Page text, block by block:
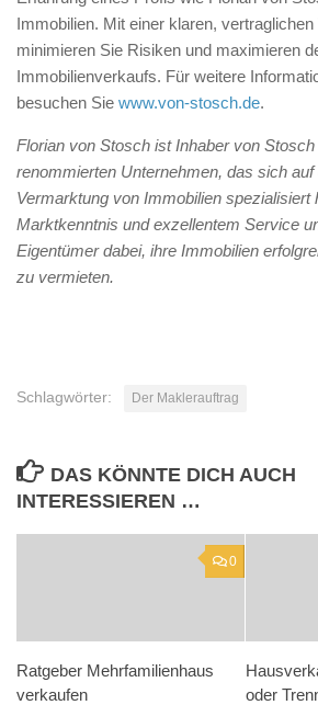
Immobilien. Mit einer klaren, vertraglichen
minimieren Sie Risiken und maximieren
Immobilienverkaufs. Für weitere
besuchen Sie www.von-stosch.de.
Florian von Stosch ist Inhaber von
renommierten Unternehmen, das sich
Vermarktung von Immobilien spezialisiert
Marktkenntnis und exzellentem Service
Eigentümer dabei, ihre Immobilien
zu vermieten.
Schlagwörter: Der Maklerauftrag
DAS KÖNNTE DICH AUCH
INTERESSIEREN …
0
Ratgeber Mehrfamilienhaus
verkaufen
oder